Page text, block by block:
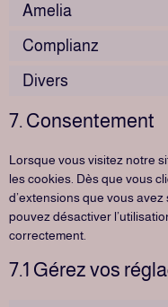
Amelia
Complianz
Divers
7. Consentement
Lorsque vous visitez notre
les cookies. Dès que vous
d’extensions que vous
pouvez désactiver
correctement.
7.1 Gérez vos